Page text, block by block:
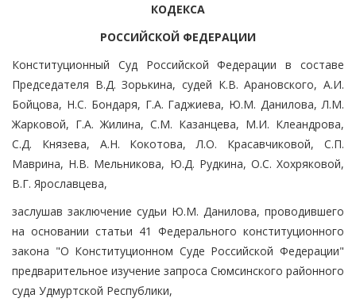
КОДЕКСА
РОССИЙСКОЙ ФЕДЕРАЦИИ
Конституционный Суд Российской Федерации в составе
Председателя В.Д. Зорькина, судей К.В. Арановского, А.И.
Бойцова, Н.С. Бондаря, Г.А. Гаджиева, Ю.М. Данилова, Л.М.
Жарковой, Г.А. Жилина, С.М. Казанцева, М.И. Клеандрова,
С.Д. Князева, А.Н. Кокотова, Л.О. Красавчиковой, С.П.
Маврина, Н.В. Мельникова, Ю.Д. Рудкина, О.С. Хохряковой,
В.Г. Ярославцева,
заслушав заключение судьи Ю.М. Данилова, проводившего
на основании статьи 41 Федерального конституционного
закона "О Конституционном Суде Российской Федерации"
предварительное изучение запроса Сюмсинского районного
суда Удмуртской Республики,